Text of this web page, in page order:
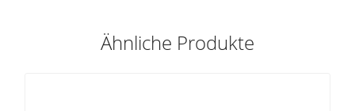
Ähnliche Produkte